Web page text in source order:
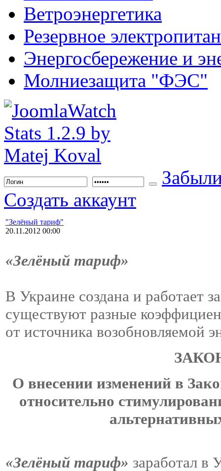
Ветроэнергетика
Резервное
Энергосбережение и
Молниезащита "ФЭС"
Создать аккаунт
"Зелёный тариф"
20.11.2012 00:00
«Зелёный тариф»
В Украине создана и работает
существуют разные
от источника возобновляемой
О внесении изменений в
относительно
«Зелёный тариф» заработал в